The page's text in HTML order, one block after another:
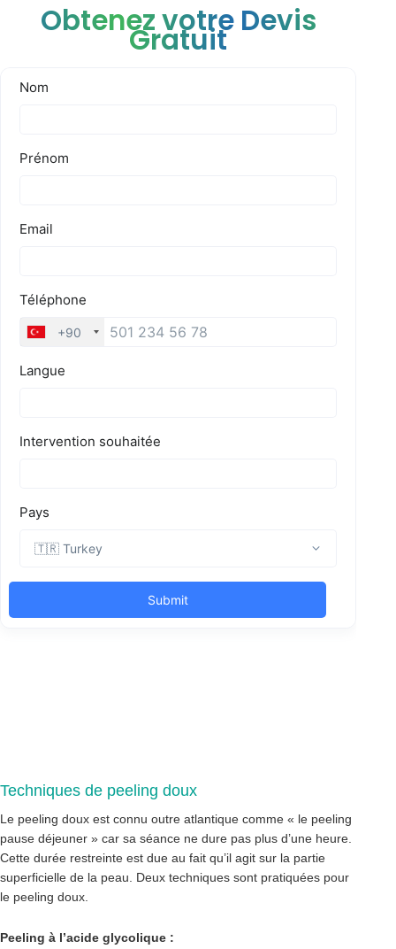
Obtenez votre Devis
Gratuit
Techniques de peeling doux
Le peeling doux est connu outre atlantique comme « le peeling
pause déjeuner » car sa séance ne dure pas plus d’une heure.
Cette durée restreinte est due au fait qu’il agit sur la partie
superficielle de la peau. Deux techniques sont pratiquées pour
le peeling doux.
Peeling à l’acide glycolique :